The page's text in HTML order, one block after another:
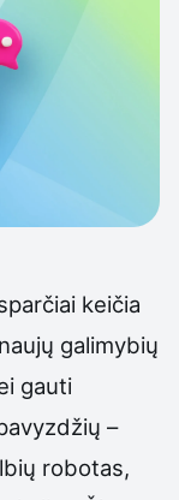
keičia
galimybių
gauti
–
robotas,